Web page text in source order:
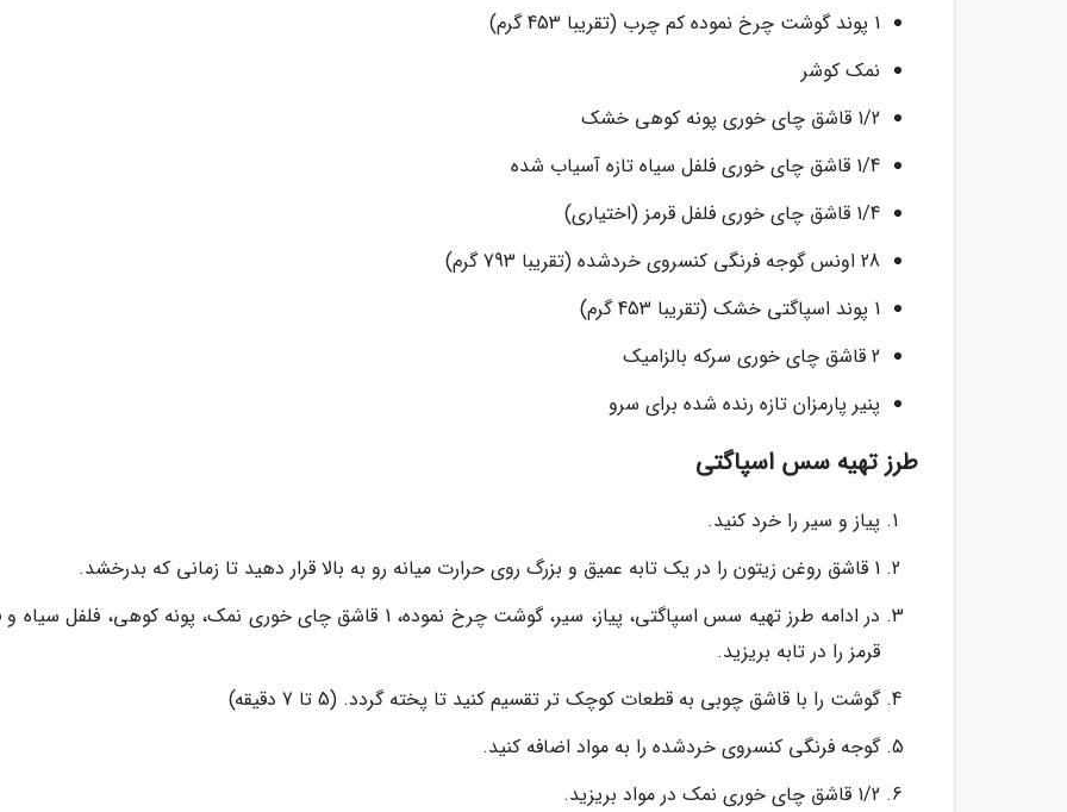
1 پوند گوشت چرخ نموده کم چرب (تقریبا 453 گرم)
نمک کوشر
1/2 قاشق چای خوری پونه کوهی خشک
1/4 قاشق چای خوری فلفل سیاه تازه آسیاب شده
1/4 قاشق چای خوری فلفل قرمز (اختیاری)
28 اونس گوجه فرنگی کنسروی خردشده (تقریبا 793 گرم)
1 پوند اسپاگتی خشک (تقریبا 453 گرم)
2 قاشق چای خوری سرکه بالزامیک
پنیر پارمزان تازه رنده شده برای سرو
طرز تهیه سس اسپاگتی
پیاز و سیر را خرد کنید.
1 قاشق روغن زیتون را در یک تابه عمیق و بزرگ روی حرارت میانه رو به بالا قرار دهید تا زمانی که بدرخشد.
در ادامه طرز تهیه سس اسپاگتی، پیاز، سیر، گوشت چرخ نموده، 1 قاشق چای خوری نمک، پونه کوهی، فلفل
قرمز را در تابه بریزید.
گوشت را با قاشق چوبی به قطعات کوچک تر تقسیم کنید تا پخته گردد. (5 تا 7 دقیقه)
گوجه فرنگی کنسروی خردشده را به مواد اضافه کنید.
1/2 قاشق چای خوری نمک در مواد بریزید.